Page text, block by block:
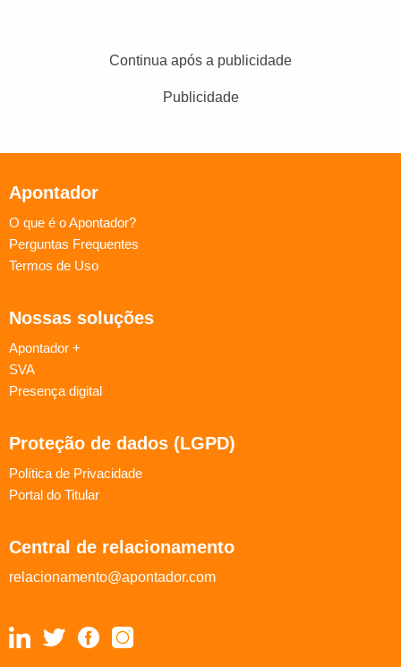
Continua após a publicidade
Publicidade
Apontador
O que é o Apontador?
Perguntas Frequentes
Termos de Uso
Nossas soluções
Apontador +
SVA
Presença digital
Proteção de dados (LGPD)
Política de Privacidade
Portal do Titular
Central de relacionamento
relacionamento@apontador.com